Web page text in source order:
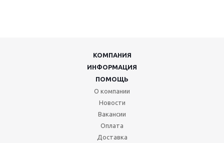
КОМПАНИЯ
ИНФОРМАЦИЯ
ПОМОЩЬ
О компании
Новости
Вакансии
Оплата
Доставка